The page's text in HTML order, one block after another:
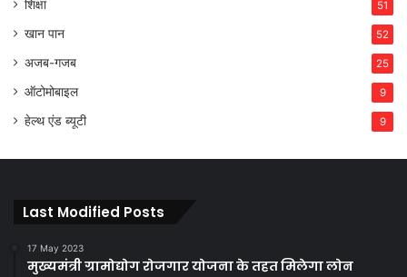
शिक्षा 51
खान पान 52
अजब-गजब 25
ऑटोमोबाइल 9
हेल्थ एंड ब्यूटी 9
Last Modified Posts
17 May 2023
मुख्यमंत्री ग्रामोद्योग रोजगार योजना के तहत मिलेगा लोन